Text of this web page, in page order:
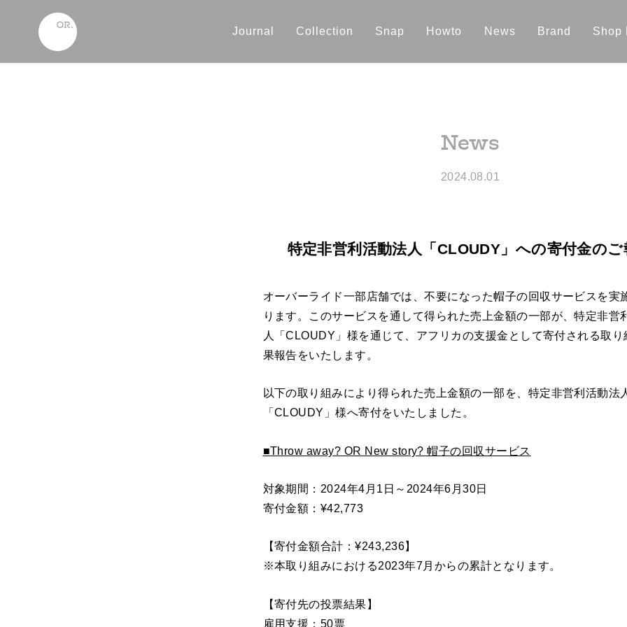
Journal Collection Snap Howto News Brand Shop
News
2024.08.01
特定非営利活動法人「CLOUDY」への寄付金のご
オーバーライド一部店舗では、不要になった帽子の回収サービスを実
ります。このサービスを通して得られた売上金額の一部が、特定非営
人「CLOUDY」様を通じて、アフリカの支援金として寄付される取り
果報告をいたします。
以下の取り組みにより得られた売上金額の一部を、特定非営利活動法
「CLOUDY」様へ寄付をいたしました。
■Throw away? OR New story? 帽子の回収サービス
対象期間：2024年4月1日～2024年6月30日
寄付金額：¥42,773
【寄付金額合計：¥243,236】
※本取り組みにおける2023年7月からの累計となります。
【寄付先の投票結果】
雇用支援：50票